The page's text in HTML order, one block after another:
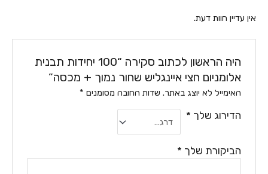
אין עדיין חוות דעת.
היה הראשון לכתוב סקירה “100 יחידות תבנית
אלומניום חצי איינגליש שחור נמוך + מכסה”
האימייל לא יוצג באתר. שדות החובה מסומנים *
הדירוג שלך *
הביקורת שלך *